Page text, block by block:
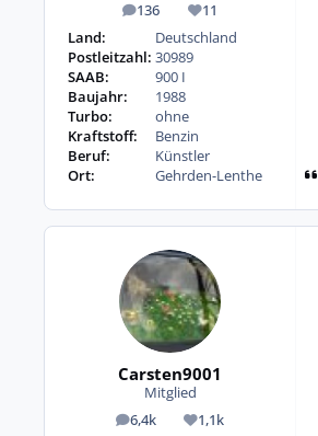
136
Beiträge 11
Reputation
Land:
Deutschland
Postleitzahl: 30989
SAAB:
900 I
Baujahr:
1988
Turbo:
ohne
Kraftstoff:
Benzin
Beruf:
Künstler
Ort:
Gehrden-Lenthe
Carsten9001
Mitglied
6,4k
Beiträge 1,1k
Reputation